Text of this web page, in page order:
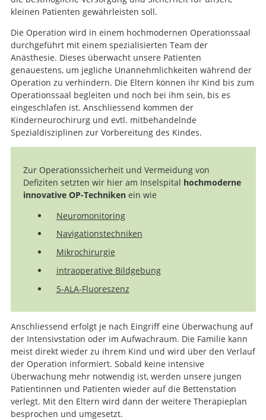
kleinen Patienten gewährleisten soll.
Die Operation wird in einem hochmodernen Operationssaal
durchgeführt mit einem spezialisierten Team der
Anästhesie. Dieses überwacht unsere Patienten
genauestens, um jegliche Unannehmlichkeiten während der
Operation zu verhindern. Die Eltern können ihr Kind bis zum
Operationssaal begleiten und noch bei ihm sein, bis es
eingeschlafen ist. Anschliessend kommen der
Kinderneurochirurg und evtl. mitbehandelnde
Spezialdisziplinen zur Vorbereitung des Kindes.
Zur Operationssicherheit und Vermeidung von
Defiziten setzten wir hier am Inselspital hochmoderne
innovative OP-Technikenein wie
Neuromonitoring
Navigationstechniken
Mikrochirurgie
intraoperative Bildgebung
5-ALA-Fluoreszenz
Anschliessend erfolgt je nach Eingriff eine Überwachung auf
der Intensivstation oder im Aufwachraum. Die Familie kann
meist direkt wieder zu ihrem Kind und wird über den Verlauf
der Operation informiert. Sobald keine intensive
Überwachung mehr notwendig ist, werden unsere jungen
Patientinnen und Patienten wieder auf die Bettenstation
verlegt. Mit den Eltern wird dann der weitere Therapieplan
besprochen und umgesetzt.
Suche